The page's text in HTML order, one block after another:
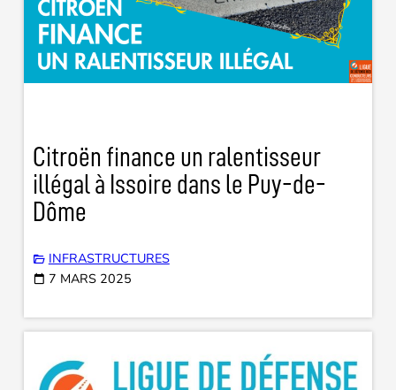
Citroën finance un ralentisseur
illégal à Issoire dans le Puy-de-
Dôme
INFRASTRUCTURES
7 MARS 2025